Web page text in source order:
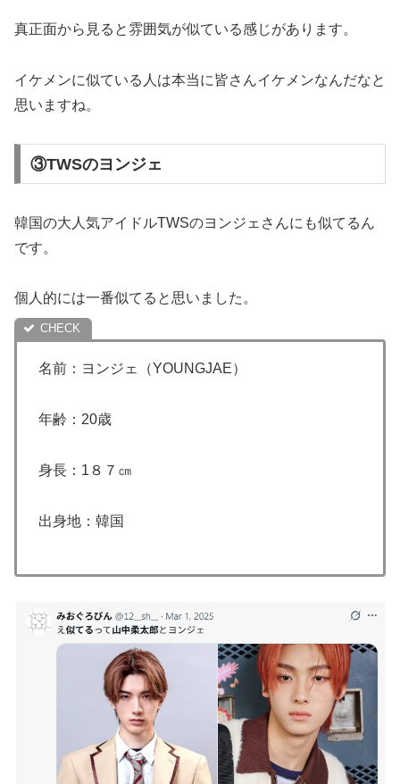
真正面から見ると雰囲気が似ている感じがあります。
イケメンに似ている人は本当に皆さんイケメンなんだなと
思いますね。
③TWSのヨンジェ
韓国の大人気アイドルTWSのヨンジェさんにも似てるん
です。
個人的には一番似てると思いました。
名前：ヨンジェ（YOUNGJAE）
年齢：20歳
身長：1８７㎝
出身地：韓国